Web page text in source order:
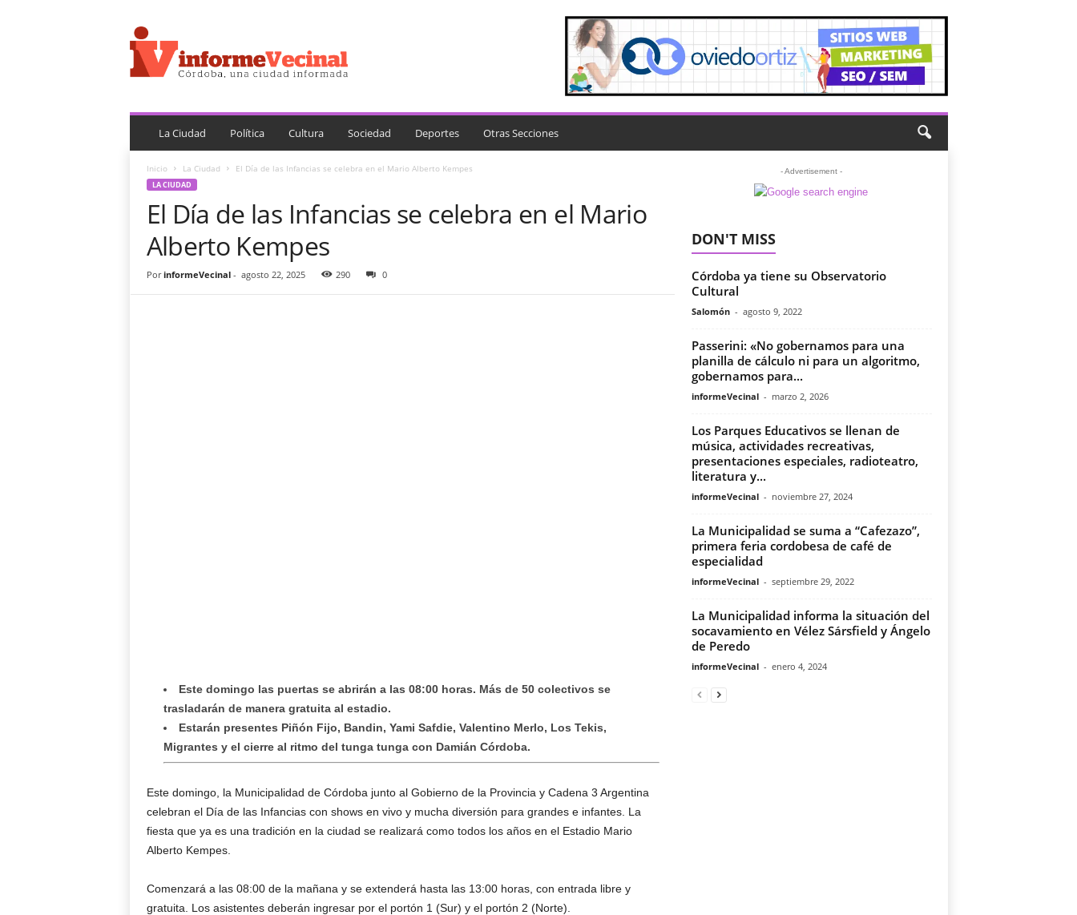
n
f
o
e
e
La Ciudad Política Cultura Sociedad Deportes Otras Secciones
Inicio La Ciudad El Día de las Infancias se celebra en el Mario Alberto Kempes
LA CIUDAD
El Día de las Infancias se celebra en el Mario
Alberto Kempes
Por informeVecinal- agosto 22, 2025 290 0
Este domingo las puertas se abrirán a las 08:00 horas. Más de 50 colectivos se
trasladarán de manera gratuita al estadio.
Estarán presentes Piñón Fijo, Bandin, Yami Safdie, Valentino Merlo, Los Tekis,
Migrantes y el cierre al ritmo del tunga tunga con Damián Córdoba.
Este domingo, la Municipalidad de Córdoba junto al Gobierno de la Provincia y Cadena 3 Argentina
celebran el Día de las Infancias con shows en vivo y mucha diversión para grandes e infantes. La
fiesta que ya es una tradición en la ciudad se realizará como todos los años en el Estadio Mario
Alberto Kempes.
Comenzará a las 08:00 de la mañana y se extenderá hasta las 13:00 horas, con entrada libre y
gratuita. Los asistentes deberán ingresar por el portón 1 (Sur) y el portón 2 (Norte).
- Advertisement -
DON'T MISS
Córdoba ya tiene su Observatorio
Cultural
Salomón - agosto 9, 2022
Passerini: «No gobernamos para una
planilla de cálculo ni para un algoritmo,
gobernamos para...
informeVecinal - marzo 2, 2026
Los Parques Educativos se llenan de
música, actividades recreativas,
presentaciones especiales, radioteatro,
literatura y...
informeVecinal - noviembre 27, 2024
La Municipalidad se suma a “Cafezazo”,
primera feria cordobesa de café de
especialidad
informeVecinal - septiembre 29, 2022
La Municipalidad informa la situación del
socavamiento en Vélez Sársfield y Ángelo
de Peredo
informeVecinal - enero 4, 2024